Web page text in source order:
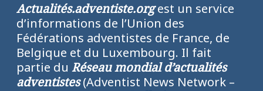
Actualités.adventiste.orgest un service
d’informations de l’Union des
Fédérations adventistes de France, de
Belgique et du Luxembourg. Il fait
partie du Réseau mondial d’actualités
adventistes(Adventist News Network –